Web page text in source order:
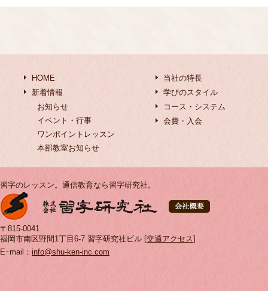
HOME
新着情報
お知らせ
イベント・行事
ワンポイントレッスン
本部教室お知らせ
当社の特長
学びのスタイル
コース・システム
会費・入会
習字のレッスン。通信教育なら習字研究社。
〒815-0041
福岡市南区野間1丁目6-7 習字研究社ビル [交通アクセス]
Eｰmail： info@shu-ken-inc.com